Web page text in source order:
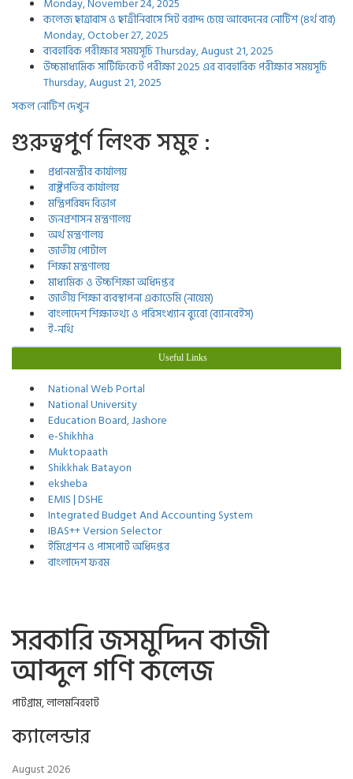
কলেজ ছাত্রাবাস ও ছাত্রীনিবাসে সিট বরাদ্দ চেয়ে আবেদনের নোটিশ (৪র্থ বার)
Monday, October 27, 2025
ব্যবহারিক পরীক্ষার সময়সূচিThursday, August 21, 2025
উচ্চমাধ্যমিক সার্টিফিকেট পরীক্ষা 2025 এর ব্যবহারিক পরীক্ষার সময়সূচি
Thursday, August 21, 2025
সকল নোটিশ দেখুন
গুরুত্বপুর্ণ লিংক সমুহ :
প্রধানমন্ত্রীর কার্যালয়
রাষ্ট্রপতির কার্যালয়
মন্ত্রিপরিষদ বিভাগ
জনপ্রশাসন মন্ত্রণালয়
অর্থ মন্ত্রণালয়
জাতীয় পোর্টাল
শিক্ষা মন্ত্রণালয়
মাধ্যমিক ও উচ্চশিক্ষা অধিদপ্তর
জাতীয় শিক্ষা ব্যবস্থাপনা একাডেমি (নায়েম)
বাংলাদেশ শিক্ষাতথ্য ও পরিসংখ্যান ব্যুরো (ব্যানবেইস)
ই-নথি
Useful Links
National Web Portal
National University
Education Board, Jashore
e-Shikhha
Muktopaath
Shikkhak Batayon
eksheba
EMIS | DSHE
Integrated Budget And Accounting System
IBAS++ Version Selector
ইমিগ্রেশন ও পাসপোর্ট অধিদপ্তর
বাংলাদেশ ফরম
সরকারি জসমুদ্দিন কাজী
আব্দুল গণি কলেজ
পাটগ্রাম, লালমনিরহাট
ক্যালেন্ডার
August 2026